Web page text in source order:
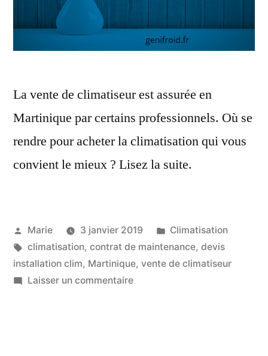
La vente de climatiseur est assurée en
Martinique par certains professionnels. Où se
rendre pour acheter la climatisation qui vous
convient le mieux ? Lisez la suite.
Publié
par
Marie 3 janvier 2019
Publié
dans
Climatisation
Étiquettes :
climatisation, contrat de maintenance, devis
installation clim, Martinique, vente de climatiseur
Laisser un commentairesur